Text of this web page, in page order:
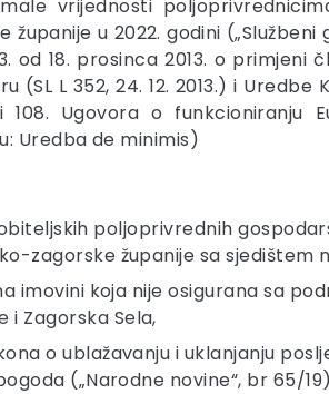
vrijednosti
u 2022. godini
18. prosinca 2013. o primjeni
L 352, 24. 12. 2013.) i Uredbe
Ugovora o funkcioniranju
Uredba de minimis)
poljoprivrednih
zagorske županije sa sjedištem
koja nije osigurana sa
i Zagorska Sela,
o ublažavanju i uklanjanju
(„Narodne novine“, br 65/